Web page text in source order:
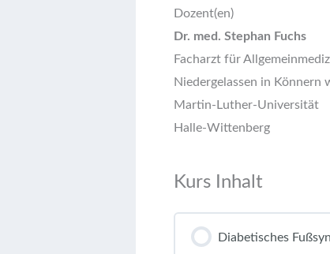
Dozent(en)
Dr. med. Stephan Fuchs
Facharzt für
Niedergelassen in
Martin-Luther-Universität
Halle-Wittenberg
Kurs Inhalt
Diabetisches